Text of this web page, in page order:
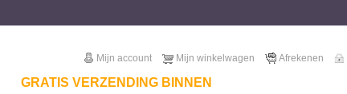
GRATIS VERZENDING BINNEN
Mijn account Mijn winkelwagen Afrekenen